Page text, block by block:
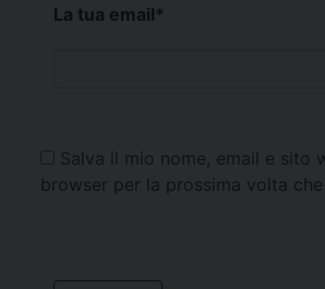
La tua email*
Salva il mio nome, email e sito
browser per la prossima volta